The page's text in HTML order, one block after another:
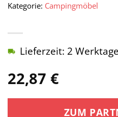
22,87 €
Lieferzeit: 2 Werktage
ZUM
Kategorie: Campingmöbel